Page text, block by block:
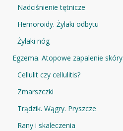
Nadciśnienie tętnicze
Hemoroidy. Żylaki odbytu
Żylaki nóg
Egzema. Atopowe zapalenie skóry
Cellulit czy cellulitis?
Zmarszczki
Trądzik. Wągry. Pryszcze
Rany i skaleczenia